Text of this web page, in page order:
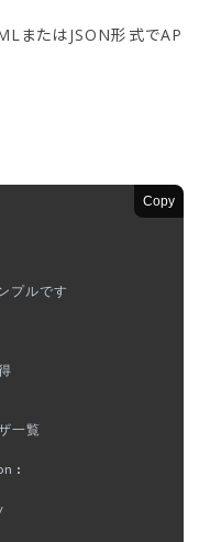
またはJSON形式でAP
Copy
ルです
一覧